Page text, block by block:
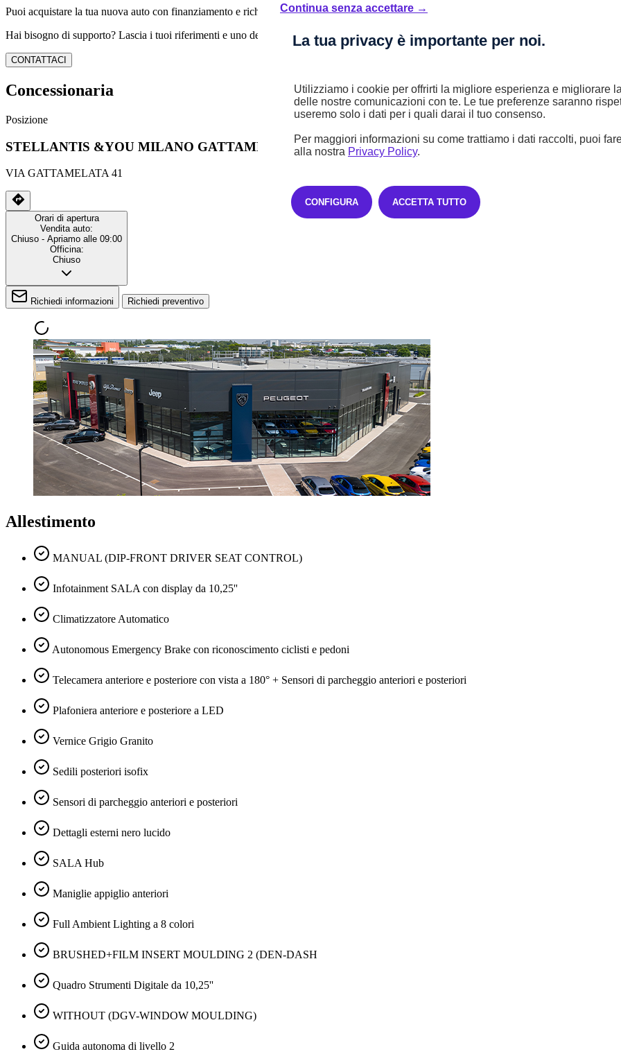
Puoi acquistare la tua nuova auto con finanziamento e richiedere pagamenti mensili adattati alle tue esigenze. Oppure acquistare in contanti
Hai bisogno di supporto? Lascia i tuoi riferimenti e uno dei nostri esperti ti contatterà al più presto!
CONTATTACI
Concessionaria
Posizione
STELLANTIS &YOU MILANO GATTAMELATA
VIA GATTAMELATA 41
Orari di apertura
Vendita auto:
Chiuso - Apriamo alle 09:00
Officina:
Chiuso
Richiedi informazioni Richiedi preventivo
Allestimento
MANUAL (DIP-FRONT DRIVER SEAT CONTROL)
Infotainment SALA con display da 10,25''
Climatizzatore Automatico
Autonomous Emergency Brake con riconoscimento ciclisti e pedoni
Telecamera anteriore e posteriore con vista a 180° + Sensori di parcheggio anteriori e posteriori
Plafoniera anteriore e posteriore a LED
Vernice Grigio Granito
Sedili posteriori isofix
Sensori di parcheggio anteriori e posteriori
Dettagli esterni nero lucido
SALA Hub
Maniglie appiglio anteriori
Full Ambient Lighting a 8 colori
BRUSHED+FILM INSERT MOULDING 2 (DEN-DASH
Quadro Strumenti Digitale da 10,25''
WITHOUT (DGV-WINDOW MOULDING)
Guida autonoma di livello 2
Continua senza accettare →
La tua privacy è importante per noi.
Utilizziamo i cookie per offrirti la migliore esperienza e migliorare
delle nostre comunicazioni con te. Le tue preferenze saranno
useremo solo i dati per i quali darai il tuo consenso.
Per maggiori informazioni su come trattiamo i dati raccolti, puoi
alla nostra Privacy Policy.
CONFIGURA ACCETTA TUTTO